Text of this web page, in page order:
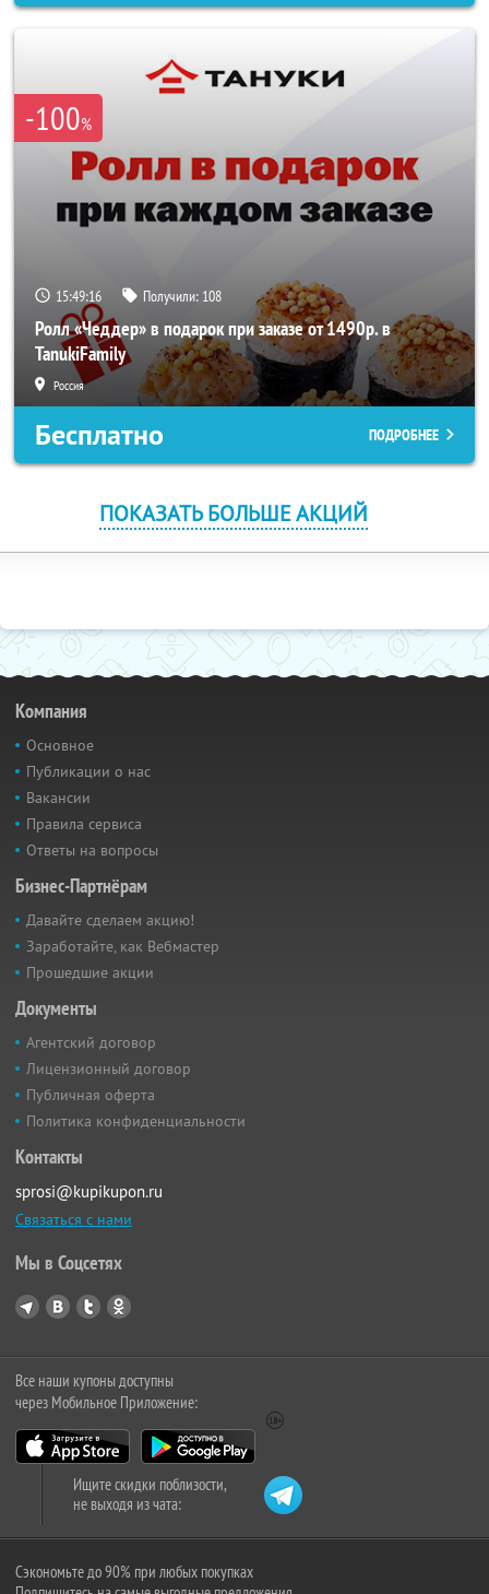
-100%
15:49:16 Получили: 108
Ролл «Чеддер» в подарок при заказе от 1490р. в
TanukiFamily
Россия
Бесплатно ПОДРОБНЕЕ
ПОКАЗАТЬ БОЛЬШЕ АКЦИЙ
Компания
Основное
Публикации о нас
Вакансии
Правила сервиса
Ответы на вопросы
Бизнес-Партнёрам
Давайте сделаем акцию!
Заработайте, как Вебмастер
Прошедшие акции
Документы
Агентский договор
Лицензионный договор
Публичная оферта
Политика конфиденциальности
Контакты
sprosi@kupikupon.ru
Связаться с нами
Мы в Соцсетях
Все наши купоны доступны
через Мобильное Приложение:
Ищите скидки поблизости,
не выходя из чата:
Сэкономьте до 90% при любых покупках